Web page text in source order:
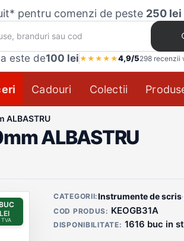
pentru comenzi de peste 250 lei
este de100 lei ★ ★ ★ ★ ★4,9/5298 recenzii
Cadouri Colectii
ALBASTRU
ALBASTRU
LEI
TVA
Detalii produs
CATEGORII:Instrumente de scris·
COD PRODUS: KEOGB31A
DISPONIBILITATE: 1616 buc in